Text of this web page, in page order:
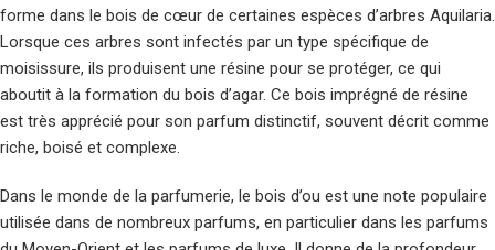
forme dans le bois de cœur de certaines espèces d’arbres Aquilaria.
Lorsque ces arbres sont infectés par un type spécifique de
moisissure, ils produisent une résine pour se protéger, ce qui
aboutit à la formation du bois d’agar. Ce bois imprégné de résine
est très apprécié pour son parfum distinctif, souvent décrit comme
riche, boisé et complexe.
Dans le monde de la parfumerie, le bois d’ou est une note populaire
utilisée dans de nombreux parfums, en particulier dans les parfums